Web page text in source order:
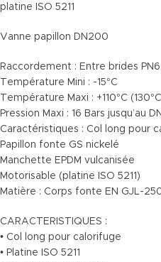
platine ISO 5211
Vanne papillon DN200
Raccordement : Entre brides
Température Mini : -15°C
Température Maxi : +110°C
Pression Maxi : 16 Bars jusqu’au
Caractéristiques : Col long pour
Papillon fonte GS nickelé
Manchette EPDM vulcanisée
Motorisable (platine ISO 5211)
Matière : Corps fonte EN GJL-
CARACTERISTIQUES :
• Col long pour calorifuge
• Platine ISO 5211